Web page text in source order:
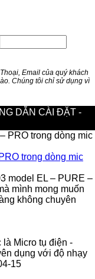
Email của quý khách
Chúng tôi chỉ sử dụng vì
DẪN CÀI ĐẶT -
trong dòng mic
model EL – PURE –
mình mong muốn
không chuyên
là Micro tụ điện -
dụng với độ nhạy
15